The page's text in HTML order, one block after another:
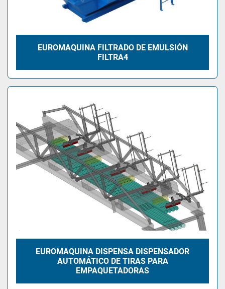
EUROMAQUINA FILTRADO DE EMULSIÓN
FILTRA4
EUROMAQUINA DISPENSA DISPENSADOR
AUTOMÁTICO DE TIRAS PARA
EMPAQUETADORAS